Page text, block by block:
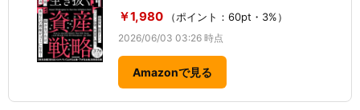
￥1,980 （ポイント：60pt・3%）
2026/06/03 03:26 時点
Amazonで見る